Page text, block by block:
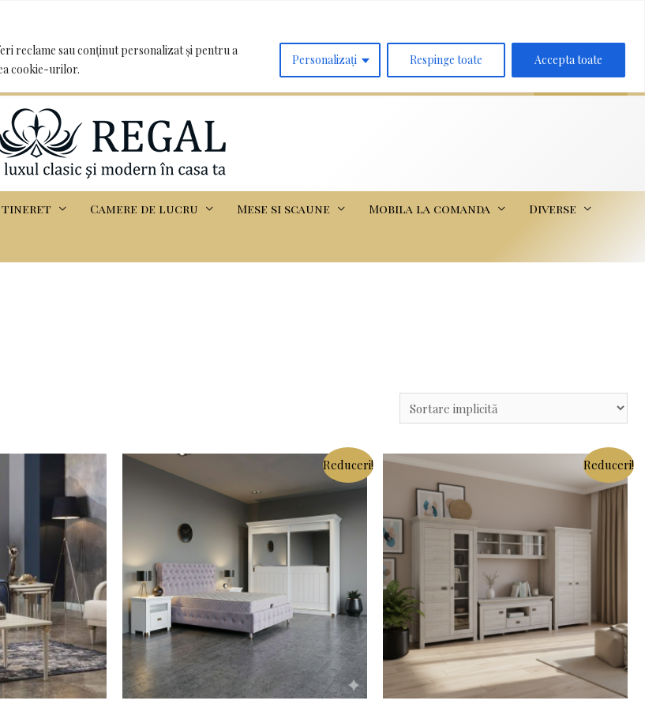
reclame sau conținut personalizat și pentru a
cookie-urilor.
Personalizați Respinge toate Accepta toate
Clădirea Basarabia - Iasi
tineret Camere de lucru Mese si scaune Mobila la comanda Diverse
Reduceri! Reduceri!